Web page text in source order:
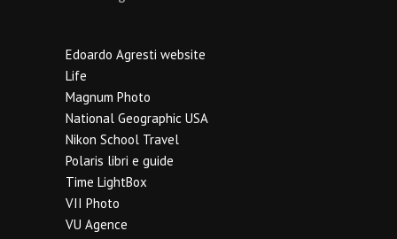
Edoardo Agresti website
Life
Magnum Photo
National Geographic USA
Nikon School Travel
Polaris libri e guide
Time LightBox
VII Photo
VU Agence